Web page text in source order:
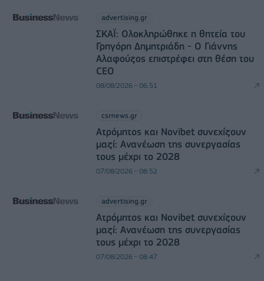
advertising.gr
ΣΚΑΪ: Ολοκληρώθηκε η θητεία του
Γρηγόρη Δημητριάδη - Ο Γιάννης
Αλαφούζος επιστρέφει στη θέση του
CEO
08/08/2026 - 06:51
csrnews.gr
Ατρόμητος και Novibet συνεχίζουν
μαζί: Ανανέωση της συνεργασίας
τους μέχρι το 2028
07/08/2026 - 08:52
advertising.gr
Ατρόμητος και Novibet συνεχίζουν
μαζί: Ανανέωση της συνεργασίας
τους μέχρι το 2028
07/08/2026 - 08:47